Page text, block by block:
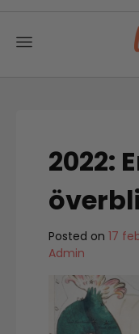
2022:
Posted on 17
Admin